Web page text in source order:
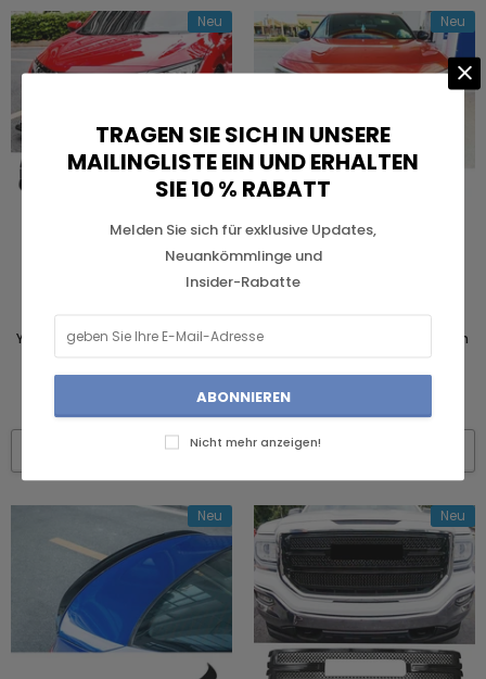
Neu
THEYOUNGERCAR
YOUNGERCAR Für 2017-2021 10th
Honda Civic Hatchback Si FK7
Neu
THEYOUNGERCAR
YOUNGERCAR Für 2022 2023 11th
Honda Civic Frontschürze Lip
Neu Neu
TRAGEN SIE SICH IN UNSERE
MAILINGLISTE EIN UND ERHALTEN
SIE 10 % RABATT
Melden Sie sich für exklusive Updates,
Neuankömmlinge und
Insider-Rabatte
Nicht mehr anzeigen!